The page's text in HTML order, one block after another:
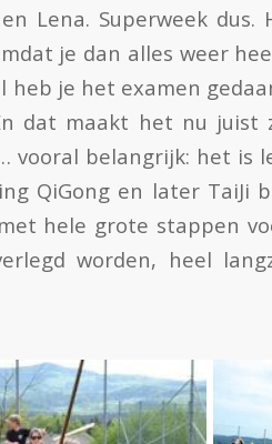
Lena. Superweek dus.
je dan alles weer
heb je het examen
dat maakt het nu juist
vooral belangrijk: het is
QiGong en later TaiJi
hele grote stappen
worden, heel